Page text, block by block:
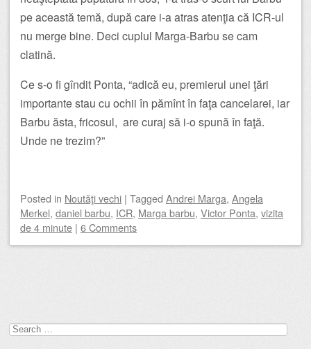
pe această temă, după care i-a atras atenţia că ICR-ul
nu merge bine. Deci cuplul Marga-Barbu se cam
clatină.
Ce s-o fi gîndit Ponta, “adică eu, premierul unei ţări
importante stau cu ochii în pămînt în faţa cancelarei, iar
Barbu ăsta, fricosul, are curaj să i-o spună în faţă.
Unde ne trezim?”
Posted in Noutăţi vechi | Tagged Andrei Marga, Angela
Merkel, daniel barbu, ICR, Marga barbu, Victor Ponta, vizita
de 4 minute | 6 Comments
Search
for: